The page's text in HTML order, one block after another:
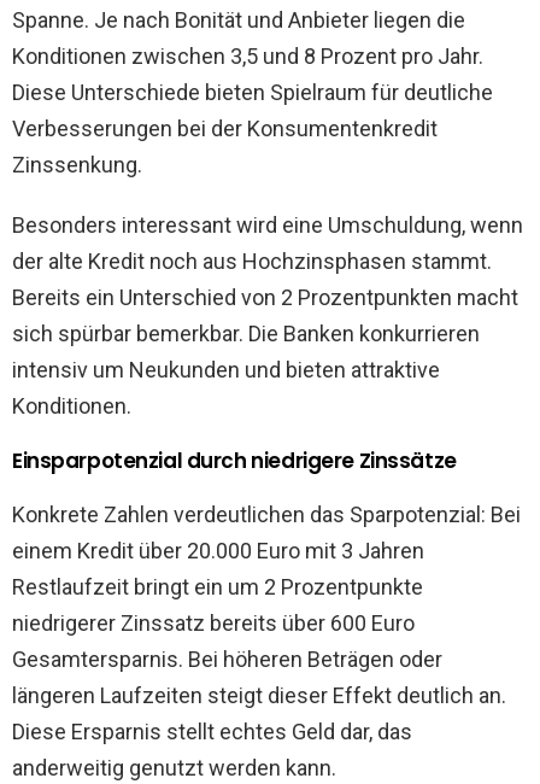
Spanne. Je nach Bonität und Anbieter liegen die
Konditionen zwischen 3,5 und 8 Prozent pro Jahr.
Diese Unterschiede bieten Spielraum für deutliche
Verbesserungen bei der Konsumentenkredit
Zinssenkung.
Besonders interessant wird eine Umschuldung, wenn
der alte Kredit noch aus Hochzinsphasen stammt.
Bereits ein Unterschied von 2 Prozentpunkten macht
sich spürbar bemerkbar. Die Banken konkurrieren
intensiv um Neukunden und bieten attraktive
Konditionen.
Einsparpotenzial durch niedrigere Zinssätze
Konkrete Zahlen verdeutlichen das Sparpotenzial: Bei
einem Kredit über 20.000 Euro mit 3 Jahren
Restlaufzeit bringt ein um 2 Prozentpunkte
niedrigerer Zinssatz bereits über 600 Euro
Gesamtersparnis. Bei höheren Beträgen oder
längeren Laufzeiten steigt dieser Effekt deutlich an.
Diese Ersparnis stellt echtes Geld dar, das
anderweitig genutzt werden kann.